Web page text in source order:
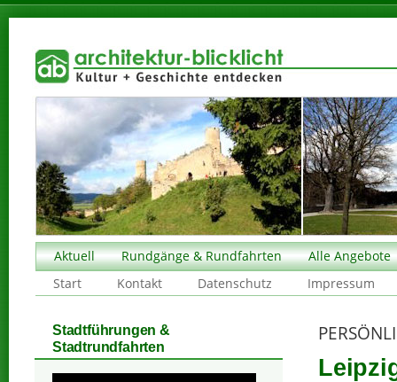
Aktuell Rundgänge & Rundfahrten
Alle Angebote
Start
Kontakt Datenschutz Impressum
Stadtführungen &
Stadtrundfahrten